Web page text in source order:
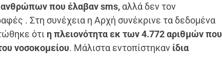
ανθρώπων που έλαβανsms, αλλά δεν τον
. Στη συνέχεια η Αρχή συνέκρινε τα δεδομένα
ότι η πλειονότητα εκ των 4.772 αριθμών που
νοσοκομείου. Μάλιστα εντοπίστηκαν ίδια